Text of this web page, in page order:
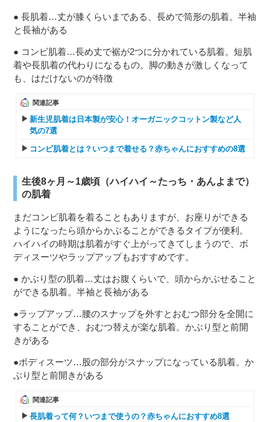
● 長肌着…丈が膝くらいまである、長めで筒形の肌着。半袖
と長袖がある
● コンビ肌着…長め丈で裾が2つに分かれている肌着。短肌
着や長肌着の代わりになるもの。脚の動きが激しくなって
も、はだけないのが特徴
関連記事
新生児肌着は日本製が安心！オーガニックコットン製など人
気の7選
コンビ肌着とは？いつまで着せる？赤ちゃんにおすすめの8選
生後8ヶ月～1歳頃（ハイハイ～たっち・あんよまで）
の肌着
まだコンビ肌着を着ることもありますが、お座りができる
ようになったら頭からかぶることができるタイプが便利。
ハイハイの時期は肌着がすぐ上がってきてしまうので、ボ
ディスーツやラップアップもおすすめです。
● かぶり型の肌着…丈はお腹くらいで、頭からかぶせること
ができる肌着。半袖と長袖がある
●ラップアップ…腰のスナップを外すとおむつ部分を全開に
することができ、おむつ替えが楽な肌着。かぶり型と前開
きがある
●ボディスーツ…股の部分がスナップになっている肌着。か
ぶり型と前開きがある
関連記事
長肌着って何？いつまで使うの？赤ちゃんにおすすめ8選